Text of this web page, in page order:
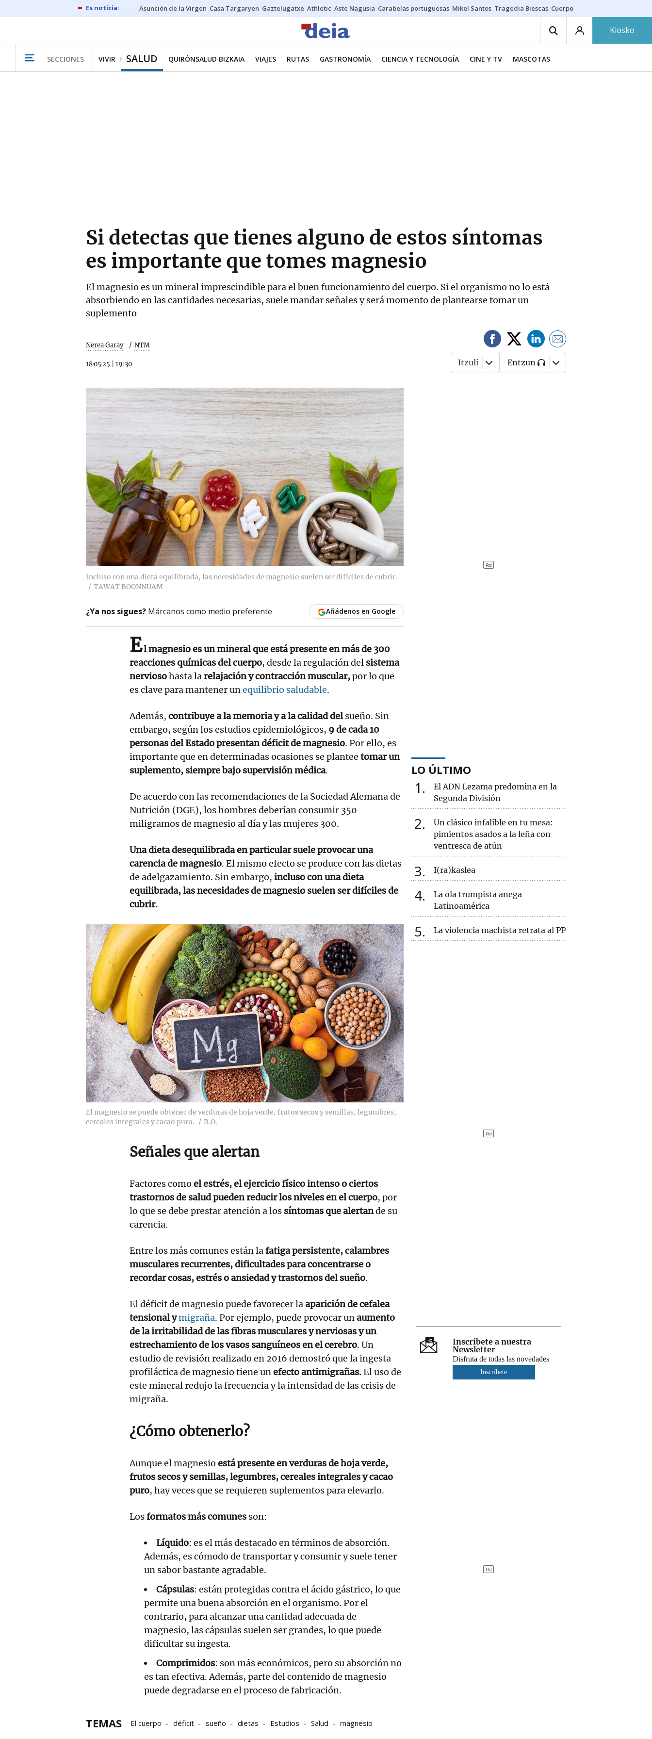
Asunción de la Virgen Casa Targaryen Gaztelugatxe Athletic Aste Nagusia Carabelas portuguesas Mikel Santos Tragedia Biescas Cuerpo ría
Kiosko
SECCIONES VIVIR SALUD QUIRÓNSALUD BIZKAIA VIAJES RUTAS GASTRONOMÍA CIENCIA Y TECNOLOGÍA CINE Y TV MASCOTAS
Si detectas que tienes alguno de estos síntomas
es importante que tomes magnesio
El magnesio es un mineral imprescindible para el buen funcionamiento del cuerpo. Si el organismo no lo está
absorbiendo en las cantidades necesarias, suele mandar señales y será momento de plantearse tomar un
suplemento
Nerea Garay NTM
18·05·25 19:30 Itzuli Entzun
Incluso con una dieta equilibrada, las necesidades de magnesio suelen ser difíciles de cubrir.
TAWAT BOONNUAM
¿Ya nos sigues? Márcanos como medio preferente Añádenos en Google
El magnesio es un mineral que está presente en más de 300
reacciones químicas del cuerpo, desde la regulación del sistema
nerviosohasta larelajación y contracción muscular,por lo que
es clave para mantener unequilibrio saludable.
Además, contribuye a la memoria y a la calidad delsueño. Sin
embargo, según los estudios epidemiológicos, 9 de cada 10
personas del Estado presentan déficit de magnesio. Por ello, es
importante que en determinadas ocasiones se plantee tomar un
suplemento, siempre bajo supervisión médica.
De acuerdo con las recomendaciones de la Sociedad Alemana de
Nutrición (DGE), los hombres deberían consumir 350
miligramos de magnesio al día y las mujeres 300.
Una dieta desequilibrada en particular suele provocar una
carencia de magnesio. El mismo efecto se produce con las dietas
de adelgazamiento. Sin embargo, incluso con una dieta
equilibrada, las necesidades de magnesio suelen ser difíciles de
cubrir.
El magnesio se puede obtener de verduras de hoja verde, frutos secos y semillas, legumbres,
cereales integrales y cacao puro.
R.O.
Señales que alertan
Factores como el estrés, el ejercicio físico intenso o ciertos
trastornos de salud pueden reducir los niveles en el cuerpo, por
lo que se debe prestar atención a los síntomas que alertande su
carencia.
Entre los más comunes están lafatiga persistente, calambres
musculares recurrentes, dificultades para concentrarse o
recordar cosas, estrés o ansiedad y trastornos del sueño.
El déficit de magnesio puede favorecer laaparición de cefalea
tensional ymigraña. Por ejemplo, puede provocar unaumento
de la irritabilidad de las fibras musculares y nerviosas y un
estrechamiento de los vasos sanguíneos en el cerebro. Un
estudio de revisión realizado en 2016 demostró que la ingesta
profiláctica de magnesio tiene unefecto antimigrañas.El uso de
este mineral redujo la frecuencia y la intensidad de las crisis de
migraña.
¿Cómo obtenerlo?
Aunque el magnesio está presente en verduras de hoja verde,
frutos secos y semillas, legumbres, cereales integrales y cacao
puro, hay veces que se requieren suplementos para elevarlo.
Losformatos más comunes son:
Líquido: es el más destacado en términos de absorción.
Además, es cómodo de transportar y consumir y suele tener
un sabor bastante agradable.
Cápsulas: están protegidas contra el ácido gástrico, lo que
permite una buena absorción en el organismo. Por el
contrario, para alcanzar una cantidad adecuada de
magnesio, las cápsulas suelen ser grandes, lo que puede
dificultar su ingesta.
Comprimidos: son más económicos, pero su absorción no
es tan efectiva. Además, parte del contenido de magnesio
puede degradarse en el proceso de fabricación.
TEMAS El cuerpo déficit sueño dietas Estudios Salud magnesio
LO ÚLTIMO
1
El ADN Lezama predomina en la
Segunda División
2
Un clásico infalible en tu mesa:
pimientos asados a la leña con
ventresca de atún
3 I(ra)kaslea
4
La ola trumpista anega
Latinoamérica
5 La violencia machista retrata al PP
Inscríbete a nuestra
Newsletter
Disfruta de todas las novedades
Inscríbete